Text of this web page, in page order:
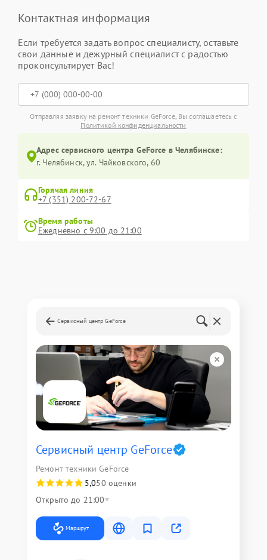
Контактная информация
Если требуется задать вопрос специалисту, оставьте
свои данные и дежурный специалист с радостью
проконсультирует Вас!
Отправляя заявку на ремонт техники GeForce, Вы соглашаетесь с
Политикой конфиденциальности
Адрес сервисного центра GeForce в Челябинске:
г. Челябинск, ул. Чайковского, 60
Горячая линия
+7 (351) 200-72-67
Время работы
Ежедневно с 9:00 до 21:00
Сервисный центр GeForce
Сервисный центр GeForce
Ремонт техники GeForce
5,050 оценки
Открыто до 21:00
Маршрут